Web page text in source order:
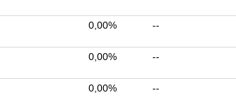
0,00% --
0,00% --
0,00% --